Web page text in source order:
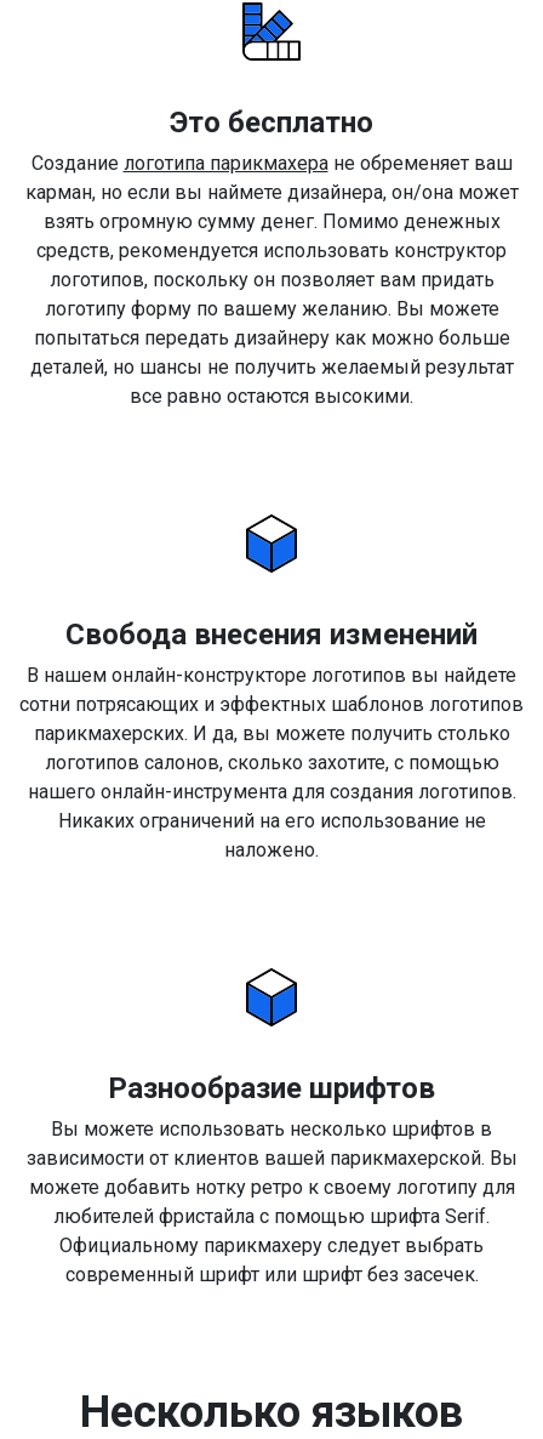
Это бесплатно
Создание логотипа парикмахеране обременяет ваш
карман, но если вы наймете дизайнера, он/она может
взять огромную сумму денег. Помимо денежных
средств, рекомендуется использовать конструктор
логотипов, поскольку он позволяет вам придать
логотипу форму по вашему желанию. Вы можете
попытаться передать дизайнеру как можно больше
деталей, но шансы не получить желаемый результат
все равно остаются высокими.
Свобода внесения изменений
В нашем онлайн-конструкторе логотипов вы найдете
сотни потрясающих и эффектных шаблонов логотипов
парикмахерских. И да, вы можете получить столько
логотипов салонов, сколько захотите, с помощью
нашего онлайн-инструмента для создания логотипов.
Никаких ограничений на его использование не
наложено.
Разнообразие шрифтов
Вы можете использовать несколько шрифтов в
зависимости от клиентов вашей парикмахерской. Вы
можете добавить нотку ретро к своему логотипу для
любителей фристайла с помощью шрифта Serif.
Официальному парикмахеру следует выбрать
современный шрифт или шрифт без засечек.
Несколько языков